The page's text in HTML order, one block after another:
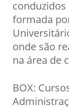
formada
onde são
na área de
BOX: